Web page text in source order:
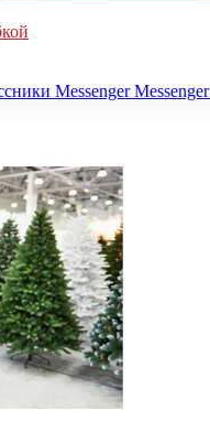
Messenger Messenger